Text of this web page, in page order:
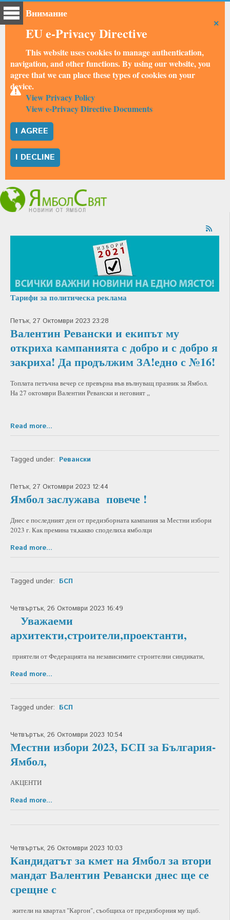
×
Внимание
EU e-Privacy Directive
This website uses cookies to manage authentication,
navigation, and other functions. By using our website, you
agree that we can place these types of cookies on your
device.
View Privacy Policy
View e-Privacy Directive Documents
I AGREE
I DECLINE
Тарифи за политическа реклама
Петък, 27 Октомври 2023 23:28
Валентин Ревански и екипът му
откриха кампанията с добро и с добро я
закриха! Да продължим ЗА!едно с №16!
Топлата петъчна вечер се превърна във вълнуващ празник за Ямбол.
На 27 октомври Валентин Ревански и неговият „
Read more...
Tagged under: Ревански
Петък, 27 Октомври 2023 12:44
Ямбол заслужава повече !
Днес е последният ден от предизборната кампания за Местни избори
2023 г. Как премина тя,какво споделиха ямболци
Read more...
Tagged under: БСП
Четвъртък, 26 Октомври 2023 16:49
Уважаеми
архитекти,строители,проектанти,
приятели от Федерацията на независимите строителни синдикати,
Read more...
Tagged under: БСП
Четвъртък, 26 Октомври 2023 10:54
Местни избори 2023, БСП за България-
Ямбол,
АКЦЕНТИ
Read more...
Четвъртък, 26 Октомври 2023 10:03
Кандидатът за кмет на Ямбол за втори
мандат Валентин Ревански днес ще се
срещне с
жители на квартал "Каргон", съобщиха от предизборния му щаб.